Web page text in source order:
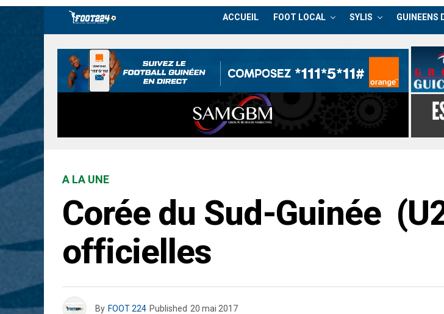
ACCUEIL FOOT LOCAL SYLIS GUINEENS
A LA UNE
Corée du Sud-Guinée
officielles
By FOOT 224 Published 20 mai 2017